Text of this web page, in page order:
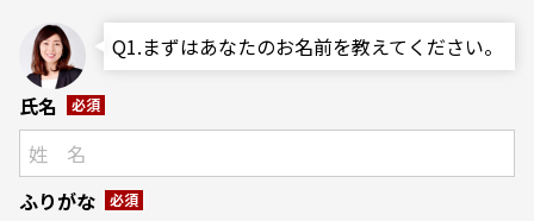
Q1.まずはあなたのお名前を教えてください。
氏名 必須
ふりがな 必須